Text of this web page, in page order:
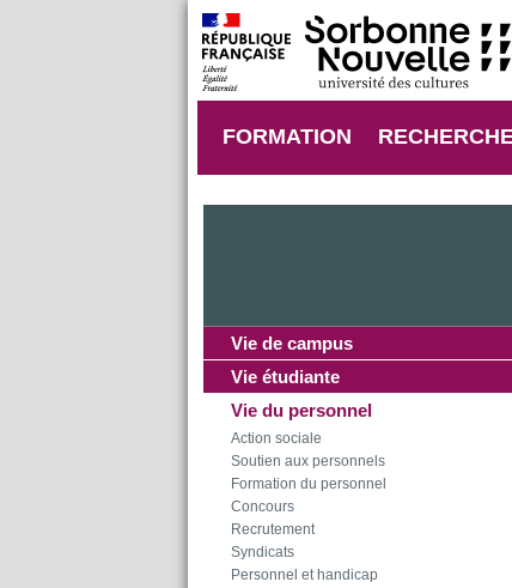
FORMATION
Vie de campus
Vie étudiante
Vie du personnel
Action sociale
Soutien aux personnels
Formation du personnel
Concours
Recrutement
Syndicats
Personnel et handicap